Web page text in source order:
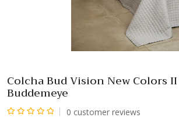
Colcha Bud Vision New Colors
Buddemeye
0 customer reviews